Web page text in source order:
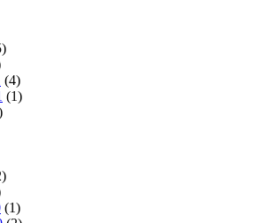
(4)
(1)
(1)